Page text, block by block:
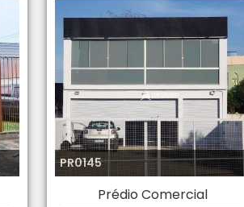
PR0145
Prédio Comercial